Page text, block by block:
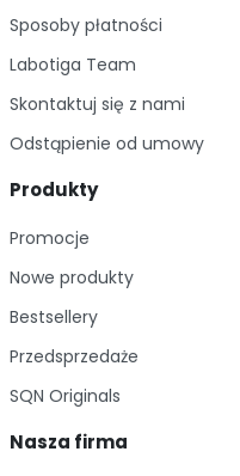
Sposoby płatności
Labotiga Team
Skontaktuj się z nami
Odstąpienie od umowy
Produkty
Promocje
Nowe produkty
Bestsellery
Przedsprzedaże
SQN Originals
Nasza firma